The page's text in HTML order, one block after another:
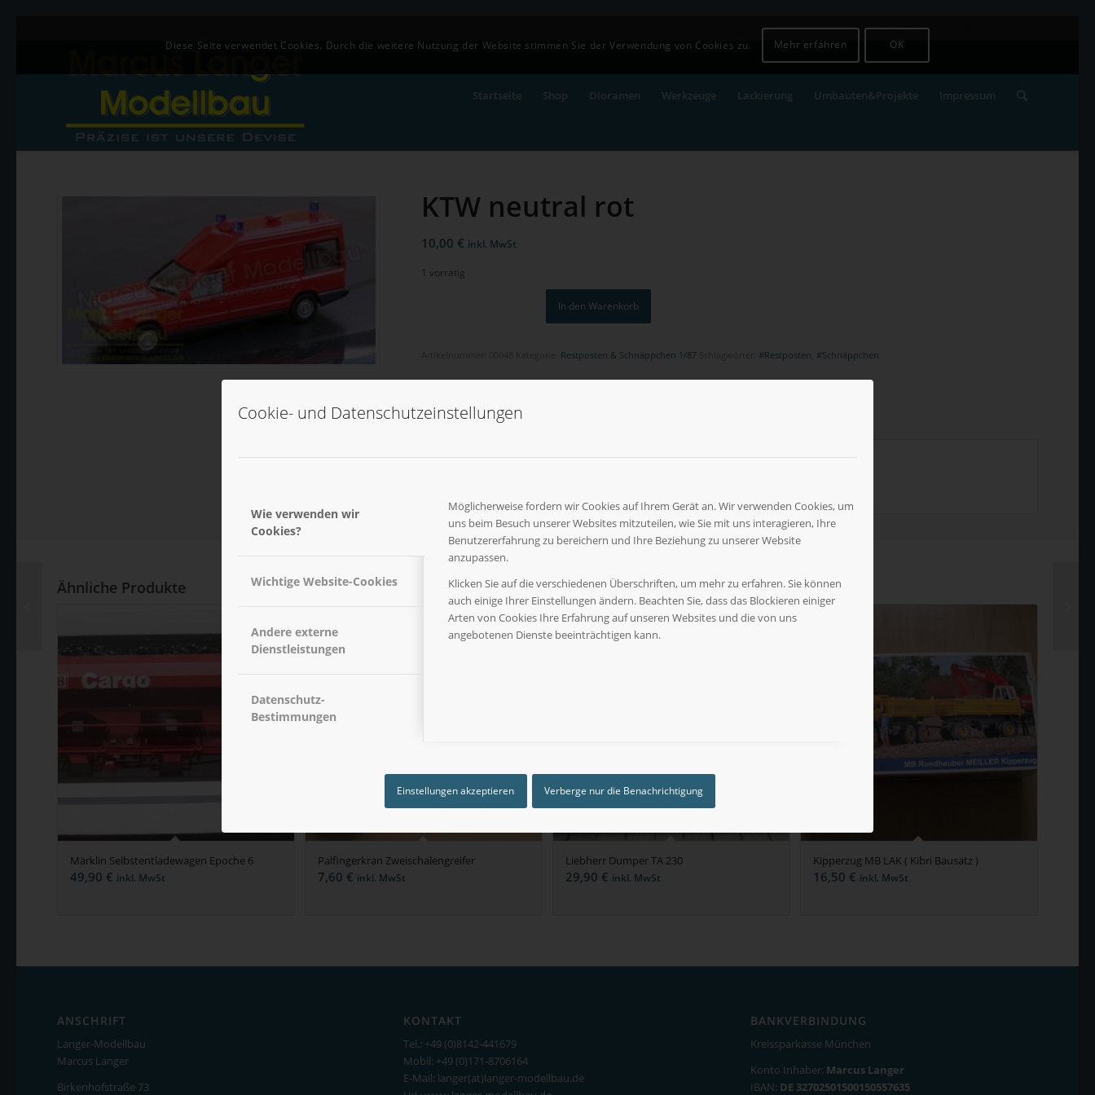
Cookie- und Datenschutzeinstellungen
Wie verwenden wir
Cookies?
Wichtige Website-Cookies
Andere externe
Dienstleistungen
Datenschutz-
Bestimmungen
Möglicherweise fordern wir Cookies auf Ihrem Gerät an. Wir verwenden Cookies, um
uns beim Besuch unserer Websites mitzuteilen, wie Sie mit uns interagieren, Ihre
Benutzererfahrung zu bereichern und Ihre Beziehung zu unserer Website
anzupassen.
Klicken Sie auf die verschiedenen Überschriften, um mehr zu erfahren. Sie können
auch einige Ihrer Einstellungen ändern. Beachten Sie, dass das Blockieren einiger
Arten von Cookies Ihre Erfahrung auf unseren Websites und die von uns
angebotenen Dienste beeinträchtigen kann.
Einstellungen akzeptieren Verberge nur die Benachrichtigung
+49 (0)8142-441679
Startseite Shop Dioramen Werkzeuge Lackierung Umbauten&Projekte Impressum
KTW neutral rot
10,00 € inkl. MwSt
1 vorrätig
In den Warenkorb
Restposten & Schnäppchen 1/87 #Restposten #Schnäppchen
Beschreibung
Ähnliche Produkte
Märklin Selbstentladewagen Epoche 6
49,90 € inkl. MwSt
Palfingerkran Zweischalengreifer
7,60 € inkl. MwSt
Liebherr Dumper TA 230
29,90 € inkl. MwSt
Kipperzug MB LAK ( Kibri Bausatz )
16,50 € inkl. MwSt
ANSCHRIFT
Langer-Modellbau
Marcus Langer
Birkenhofstraße 73
KONTAKT
Tel.: +49 (0)8142-441679
Mobil: +49 (0)171-8706164
E-Mail: langer(at)langer-modellbau.de
BANKVERBINDUNG
Kreissparkasse München
Konto Inhaber: Marcus Langer
IBAN: DE 32702501500150557635
Diese Seite verwendet Cookies. Durch die weitere Nutzung der Website stimmen Sie der Verwendung von Cookies zu. Mehr erfahren OK